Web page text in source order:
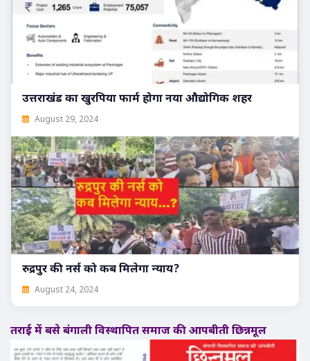
उत्तराखंड का खुरपिया फार्म होगा नया औद्योगिक शहर
August 29, 2024
रुद्रपुर की नर्स को कब मिलेगा न्याय?
August 24, 2024
तराई में बसे बंगाली विस्थापित समाज की आपबीती छिन्नमूल